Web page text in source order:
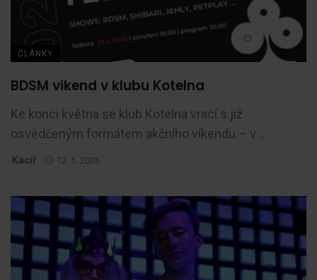
ČLÁNKY
BDSM vikend v klubu Kotelna
Ke konci května se klub Kotelna vrací s již
osvědčeným formátem akčního víkendu – v ...
Kacíř 12. 5. 2026